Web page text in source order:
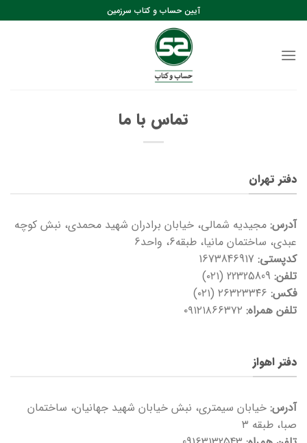
آیین حساب و کتاب سرزمین
تماس با ما
دفتر تهران
آدرس: مجیدیه شمالی، خیابان برادران شهید محمدی، نبش کوچه
عبدی، ساختمان مانیا، طبقه6، واحد6
کدپستی:
تلفن:
فکس:
تلفن همراه:
دفتر اهواز
آدرس: خیابان سیمتری، نبش خیابان شهید جهانیان، ساختمان
صبا، طبقه ۳